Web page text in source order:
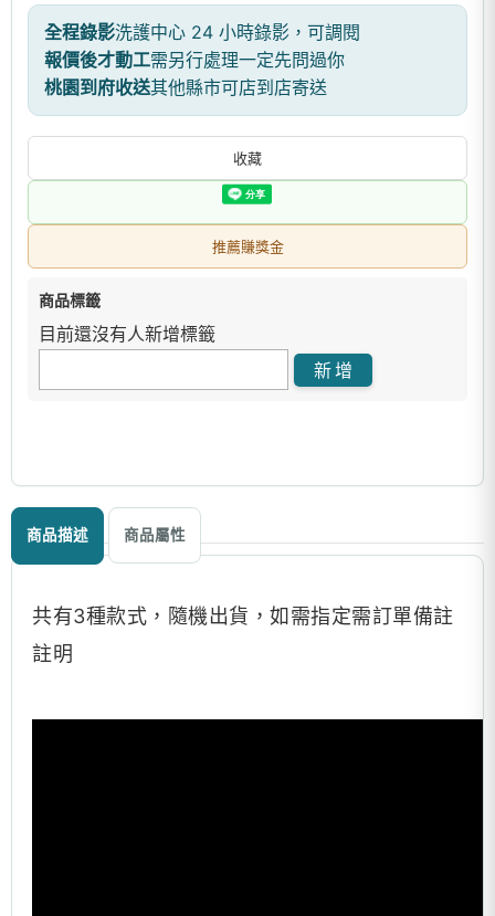
全程錄影洗護中心 24 小時錄影，可調閱
報價後才動工需另行處理一定先問過你
桃園到府收送其他縣市可店到店寄送
收藏
推薦賺獎金
商品標籤
目前還沒有人新增標籤
商品描述 商品屬性
共有3種款式，隨機出貨，如需指定需訂單備註
註明